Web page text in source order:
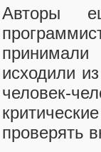
Авторы
принимали
исходили
человек-
проверять